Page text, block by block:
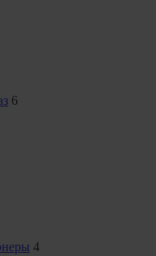
6
4